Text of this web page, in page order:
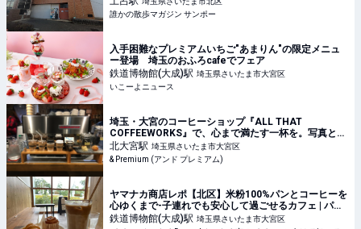
誰かの散歩マガジン サンポー
入手困難なプレミアムいちご"あまりん"の限定メニュ
ー登場 埼玉のおふろcafeでフェア
鉄道博物館(大成)駅 埼玉県さいたま市大宮区
いこーよニュース
埼玉・大宮のコーヒーショップ『ALL THAT
COFFEEWORKS』で、心まで満たす一杯を。写真と
文：石井ブレンド (お笑い芸人、『GOODFEELING
COFFEE』オーナー) #3
北大宮駅 埼玉県さいたま市大宮区
& Premium (アンド プレミアム)
ヤマナカ商店レポ【北区】米粉100%パンとコーヒーを
心ゆくまで-子連れでも安心して過ごせるカフェ | パパ
ママさいたまDays+
鉄道博物館(大成)駅 埼玉県さいたま市大宮区